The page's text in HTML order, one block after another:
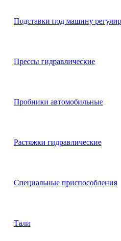
Подставки под машину
Прессы гидравлические
Пробники автомобильные
Растяжки гидравлические
Специальные приспособления
Тали